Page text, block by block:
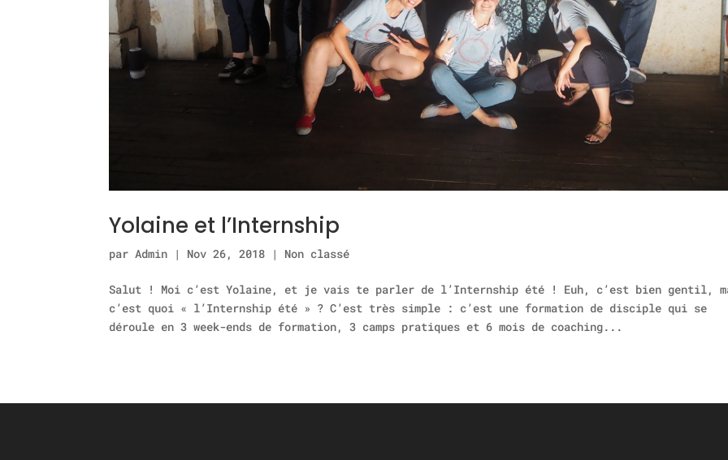
Yolaine et l’Internship
parAdmin | Nov 26, 2018 | Non classé
Salut ! Moi c’est Yolaine, et je vais te parler de l’Internship été ! Euh, c’est bien gentil,
c’est quoi « l’Internship été » ? C’est très simple : c’est une formation de disciple qui se
déroule en 3 week-ends de formation, 3 camps pratiques et 6 mois de coaching...